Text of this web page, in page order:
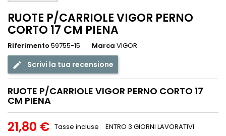
RUOTE P/CARRIOLE VIGOR PERNO
CORTO 17 CM PIENA
Riferimento 59755-15 Marca VIGOR
Scrivi la tua recensione
RUOTE P/CARRIOLE VIGOR PERNO CORTO 17
CM PIENA
21,80 € Tasse incluse ENTRO 3 GIORNI LAVORATIVI